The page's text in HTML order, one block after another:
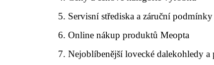
Servisní střediska a záruční podmínky
Online nákup produktů Meopta
Nejoblíbenější lovecké dalekohledy a